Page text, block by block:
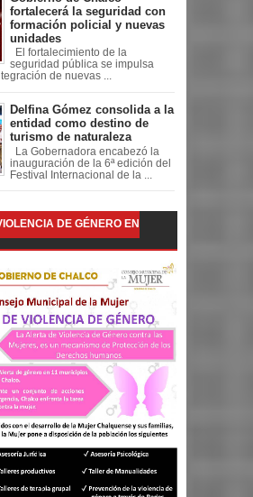
fortalecerá la seguridad con
formación policial y nuevas
unidades
El fortalecimiento de la
seguridad pública se impulsa
de nuevas ...
Delfina Gómez consolida a la
entidad como destino de
turismo de naturaleza
La Gobernadora encabezó la
inauguración de la 6ª edición del
Festival Internacional de la ...
DE GÉNERO EN